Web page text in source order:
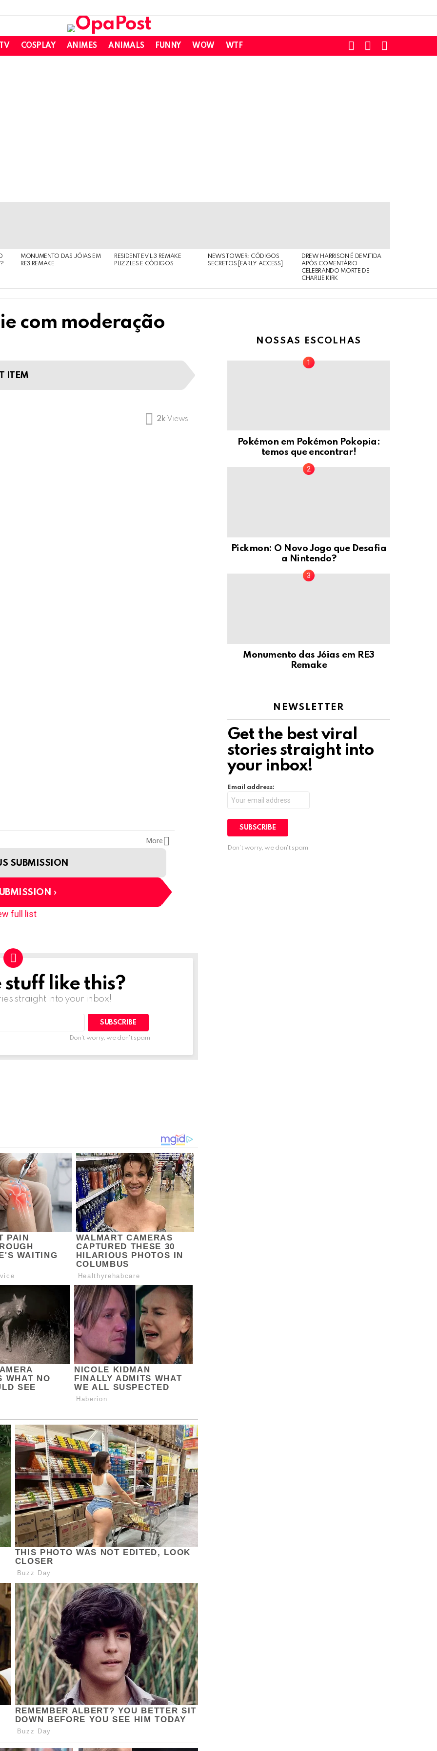
COSPLAY ANIMES ANIMALS FUNNY WOW WTF
SWITCH
SKIN
SEARCH
MONUMENTO DAS JÓIAS EM
RE3 REMAKE
RESIDENT EVIL 3 REMAKE
PUZZLES E CÓDIGOS
NEWS TOWER: CÓDIGOS
SECRETOS [EARLY ACCESS]
DREW HARRISON É DEMITIDA
APÓS COMENTÁRIO
CELEBRANDO MORTE DE
CHARLIE KIRK
com moderação
ITEM
2k Views
More
SUBMISSION
full list
like this?
straight into your inbox!
Don't worry, we don't spam
NOSSAS ESCOLHAS
Pokémon em Pokémon Pokopia:
temos que encontrar!
Pickmon: O Novo Jogo que Desafia
a Nintendo?
Monumento das Jóias em RE3
Remake
NEWSLETTER
Get the best viral
stories straight into
your inbox!
Email address:
Don't worry, we don't spam